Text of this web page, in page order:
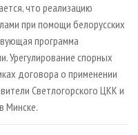
что реализацию
при помощи белорусских
программа
Урегулирование спорных
договора о применении
Светлогорского ЦКК и
Минске.